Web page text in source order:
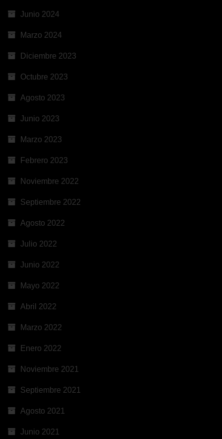
Junio 2024
Marzo 2024
Diciembre 2023
Octubre 2023
Agosto 2023
Junio 2023
Marzo 2023
Febrero 2023
Noviembre 2022
Septiembre 2022
Agosto 2022
Julio 2022
Junio 2022
Mayo 2022
Abril 2022
Marzo 2022
Enero 2022
Noviembre 2021
Septiembre 2021
Agosto 2021
Junio 2021